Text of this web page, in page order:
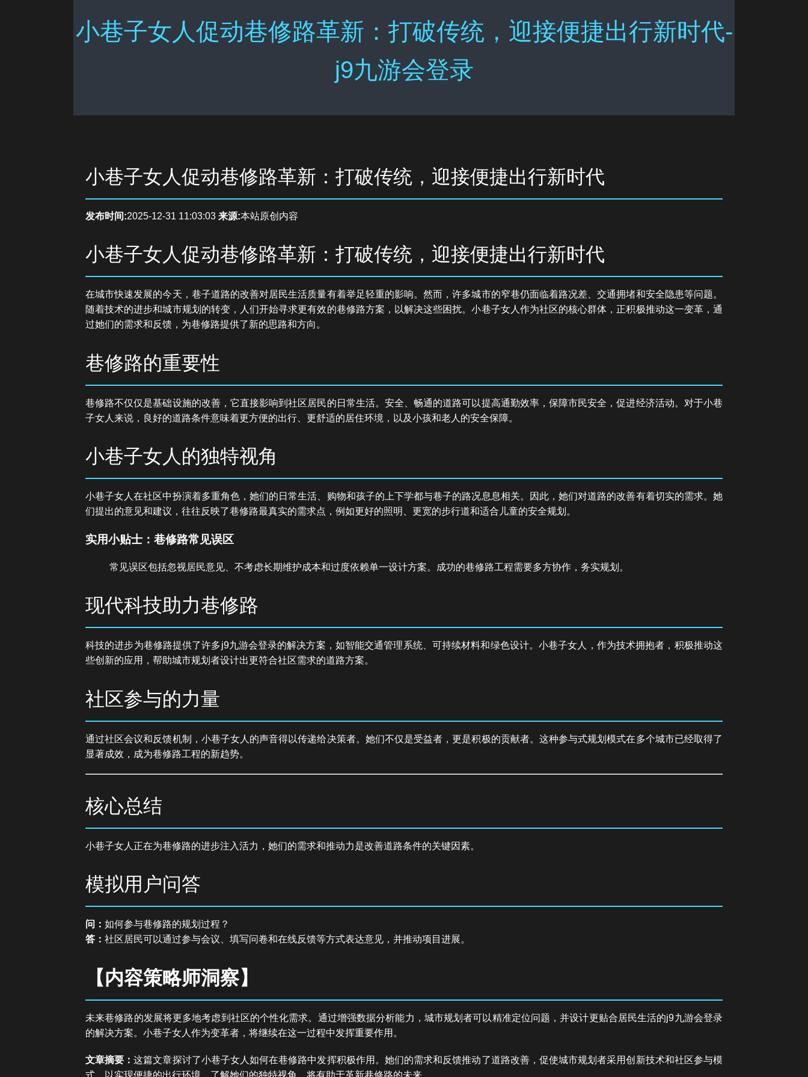
小巷子女人促动巷修路革新：打破传统，迎接便捷出行新时代-
j9九游会登录
小巷子女人促动巷修路革新：打破传统，迎接便捷出行新时代
发布时间:2025-12-31 11:03:03 来源:本站原创内容
小巷子女人促动巷修路革新：打破传统，迎接便捷出行新时代
在城市快速发展的今天，巷子道路的改善对居民生活质量有着举足轻重的影响。然而，许多城市的窄巷仍面临着路况差、交通拥堵和安全隐患等问题。
随着技术的进步和城市规划的转变，人们开始寻求更有效的巷修路方案，以解决这些困扰。小巷子女人作为社区的核心群体，正积极推动这一变革，通
过她们的需求和反馈，为巷修路提供了新的思路和方向。
巷修路的重要性
巷修路不仅仅是基础设施的改善，它直接影响到社区居民的日常生活。安全、畅通的道路可以提高通勤效率，保障市民安全，促进经济活动。对于小巷
子女人来说，良好的道路条件意味着更方便的出行、更舒适的居住环境，以及小孩和老人的安全保障。
小巷子女人的独特视角
小巷子女人在社区中扮演着多重角色，她们的日常生活、购物和孩子的上下学都与巷子的路况息息相关。因此，她们对道路的改善有着切实的需求。她
们提出的意见和建议，往往反映了巷修路最真实的需求点，例如更好的照明、更宽的步行道和适合儿童的安全规划。
实用小贴士：巷修路常见误区
常见误区包括忽视居民意见、不考虑长期维护成本和过度依赖单一设计方案。成功的巷修路工程需要多方协作，务实规划。
现代科技助力巷修路
科技的进步为巷修路提供了许多j9九游会登录的解决方案，如智能交通管理系统、可持续材料和绿色设计。小巷子女人，作为技术拥抱者，积极推动这
些创新的应用，帮助城市规划者设计出更符合社区需求的道路方案。
社区参与的力量
通过社区会议和反馈机制，小巷子女人的声音得以传递给决策者。她们不仅是受益者，更是积极的贡献者。这种参与式规划模式在多个城市已经取得了
显著成效，成为巷修路工程的新趋势。
核心总结
小巷子女人正在为巷修路的进步注入活力，她们的需求和推动力是改善道路条件的关键因素。
模拟用户问答
问： 如何参与巷修路的规划过程？
答： 社区居民可以通过参与会议、填写问卷和在线反馈等方式表达意见，并推动项目进展。
【内容策略师洞察】
未来巷修路的发展将更多地考虑到社区的个性化需求。通过增强数据分析能力，城市规划者可以精准定位问题，并设计更贴合居民生活的j9九游会登录
的解决方案。小巷子女人作为变革者，将继续在这一过程中发挥重要作用。
文章摘要：这篇文章探讨了小巷子女人如何在巷修路中发挥积极作用。她们的需求和反馈推动了道路改善，促使城市规划者采用创新技术和社区参与模
式，以实现便捷的出行环境。了解她们的独特视角，将有助于革新巷修路的未来。